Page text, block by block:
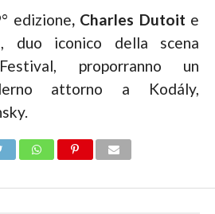
edizione, Charles Dutoit e
, duo iconico della scena
proporranno un
attorno a Kodály,